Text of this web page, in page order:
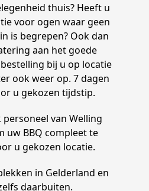
thuis? Heeft u
voor ogen waar geen
is begrepen? Ook dan
aan het goede
bij u op locatie
ook weer op. 7 dagen
u gekozen tijdstip.
van Welling
uw BBQ compleet te
u gekozen locatie.
in Gelderland en
daarbuiten.